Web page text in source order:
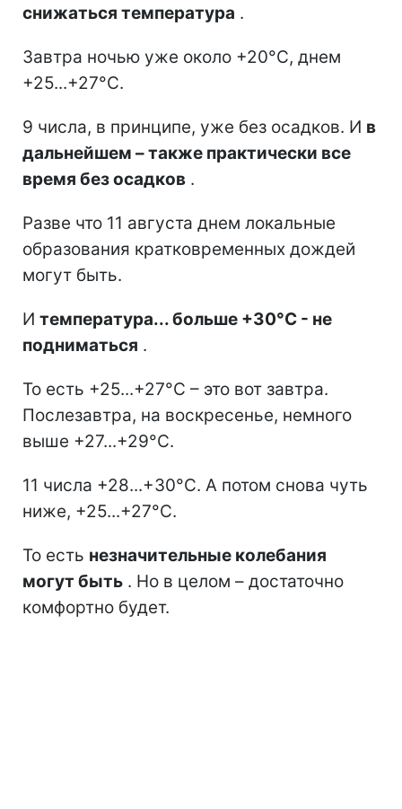
снижаться температура .
Завтра ночью уже около +20°C, днем
+25...+27°C.
9 числа, в принципе, уже без осадков. И в
дальнейшем – также практически все
время без осадков .
Разве что 11 августа днем локальные
образования кратковременных дождей
могут быть.
И температура... больше +30°C - не
подниматься .
То есть +25...+27°C – это вот завтра.
Послезавтра, на воскресенье, немного
выше +27...+29°C.
11 числа +28...+30°C. А потом снова чуть
ниже, +25...+27°C.
То есть незначительные колебания
могут быть . Но в целом – достаточно
комфортно будет.